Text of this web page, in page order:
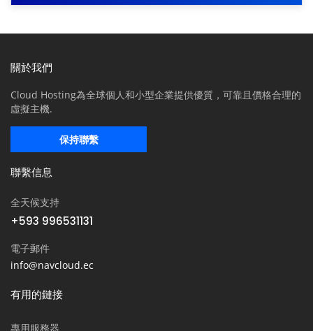
關於我們
Cloud Hosting為全球個人和小型企業提供優質，可靠且價格合理的
虛擬主機.
保持聯繫
聯繫信息
全天候支持
+593 996531131
電子郵件
info@navcloud.ec
有用的鏈接
專用服務器